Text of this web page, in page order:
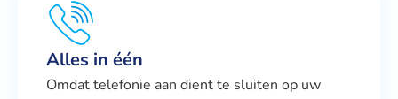
Alles in één
Omdat telefonie aan dient te sluiten op uw